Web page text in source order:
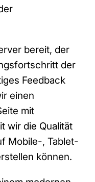
bereit, der
der
Feedback
einen
mit
wir die Qualität
Mobile-, Tablet-
können.